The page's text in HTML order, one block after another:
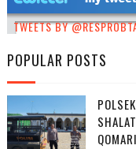
TWEETS BY
POPULAR POSTS
QOMARI